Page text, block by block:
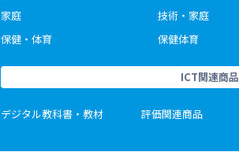
家庭
保健・体育
技術・家庭
保健体育
ICT関連商品
デジタル教科書・教材 評価関連商品